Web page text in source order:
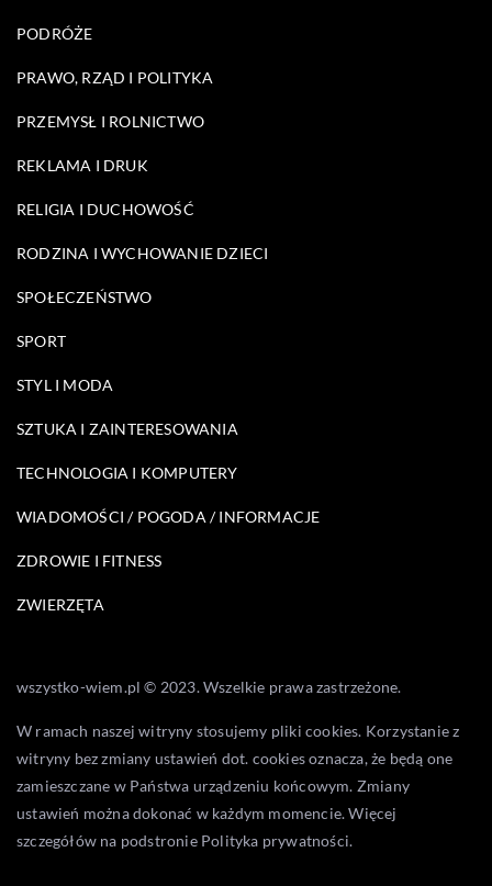
PODRÓŻE
PRAWO, RZĄD I POLITYKA
PRZEMYSŁ I ROLNICTWO
REKLAMA I DRUK
RELIGIA I DUCHOWOŚĆ
RODZINA I WYCHOWANIE DZIECI
SPOŁECZEŃSTWO
SPORT
STYL I MODA
SZTUKA I ZAINTERESOWANIA
TECHNOLOGIA I KOMPUTERY
WIADOMOŚCI / POGODA / INFORMACJE
ZDROWIE I FITNESS
ZWIERZĘTA
wszystko-wiem.pl © 2023. Wszelkie prawa zastrzeżone.
W ramach naszej witryny stosujemy pliki cookies. Korzystanie z
witryny bez zmiany ustawień dot. cookies oznacza, że będą one
zamieszczane w Państwa urządzeniu końcowym. Zmiany
ustawień można dokonać w każdym momencie. Więcej
szczegółów na podstronie Polityka prywatności.